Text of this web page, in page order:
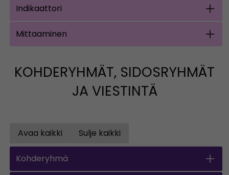
Indikaattori
Mittaaminen
KOHDERYHMÄT, SIDOSRYHMÄT
JA VIESTINTÄ
Avaa kaikki
Open all accordions
Sulje kaikki
Kohderyhmä